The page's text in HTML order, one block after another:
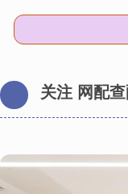
关注 网配